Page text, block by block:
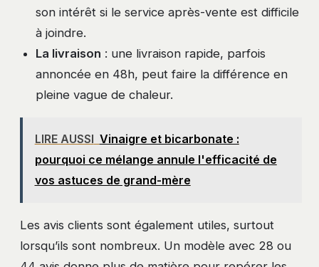
son intérêt si le service après-vente est difficile
à joindre.
La livraison : une livraison rapide, parfois
annoncée en 48h, peut faire la différence en
pleine vague de chaleur.
LIRE AUSSI Vinaigre et bicarbonate :
pourquoi ce mélange annule l'efficacité de
vos astuces de grand-mère
Les avis clients sont également utiles, surtout
lorsqu’ils sont nombreux. Un modèle avec 28 ou